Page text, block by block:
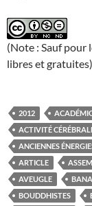
(Note : Sauf pour
libres et gratuites)
2012
ACTIVITÉ
ANCIENNES
ARTICLE
AVEUGLE
BOUDDHISTES